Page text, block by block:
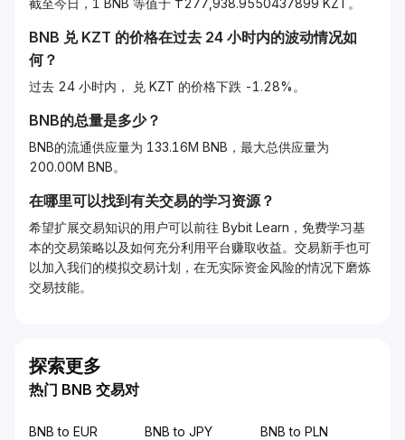
截至今日，1 BNB 等值于 ₸277,938.9550437899 KZT。
BNB 兑 KZT 的价格在过去 24 小时内的波动情况如
何？
过去 24 小时内， 兑 KZT 的价格下跌 -1.28%。
BNB的总量是多少？
BNB的流通供应量为 133.16M BNB，最大总供应量为
200.00M BNB。
在哪里可以找到有关交易的学习资源？
希望扩展交易知识的用户可以前往 Bybit Learn，免费学习基
本的交易策略以及如何充分利用平台赚取收益。交易新手也可
以加入我们的模拟交易计划，在无实际资金风险的情况下磨炼
交易技能。
探索更多
热门 BNB 交易对
BNB to EUR BNB to JPY BNB to PLN